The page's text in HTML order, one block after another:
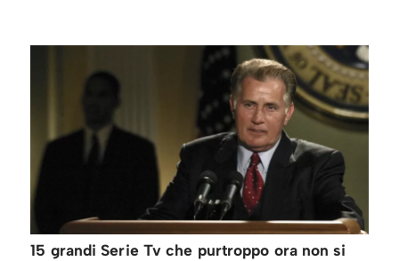
15 grandi Serie Tv che purtroppo ora non si